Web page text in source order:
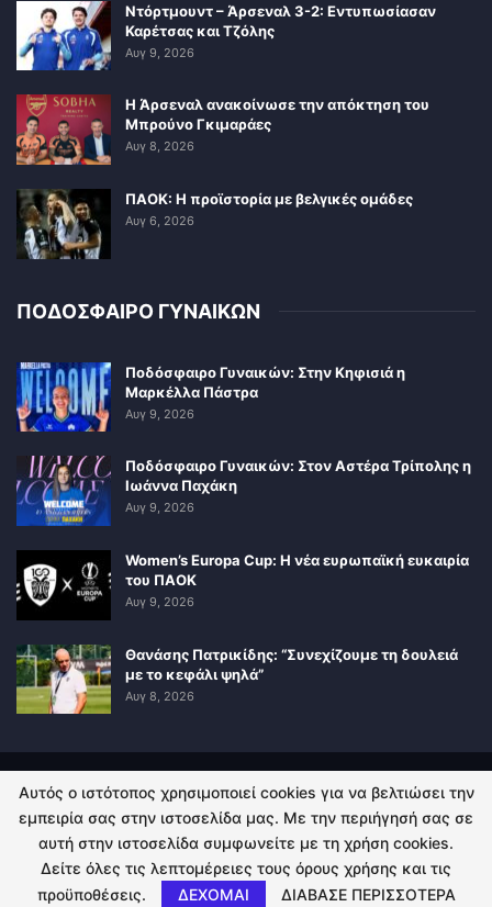
Ντόρτμουντ – Άρσεναλ 3-2: Εντυπωσίασαν
Καρέτσας και Τζόλης
Αυγ 9, 2026
Η Άρσεναλ ανακοίνωσε την απόκτηση του
Μπρούνο Γκιμαράες
Αυγ 8, 2026
ΠΑΟΚ: Η προϊστορία με βελγικές ομάδες
Αυγ 6, 2026
ΠΟΔΟΣΦΑΙΡΟ ΓΥΝΑΙΚΩΝ
Ποδόσφαιρο Γυναικών: Στην Κηφισιά η
Μαρκέλλα Πάστρα
Αυγ 9, 2026
Ποδόσφαιρο Γυναικών: Στον Αστέρα Τρίπολης η
Ιωάννα Παχάκη
Αυγ 9, 2026
Women’s Europa Cup: Η νέα ευρωπαϊκή ευκαιρία
του ΠΑΟΚ
Αυγ 9, 2026
Θανάσης Πατρικίδης: “Συνεχίζουμε τη δουλειά
με το κεφάλι ψηλά”
Αυγ 8, 2026
ΠΟΛΙΤΙΚΗ ΑΠΟΡΡΗΤΟΥ ΕΠΙΚΟΙΝΩΝΙΑ
© 2026 - Kingsport.gr. All Rights Reserved.
Αυτός ο ιστότοπος χρησιμοποιεί cookies για να βελτιώσει την
εμπειρία σας στην ιστοσελίδα μας. Με την περιήγησή σας σε
αυτή στην ιστοσελίδα συμφωνείτε με τη χρήση cookies.
Δείτε όλες τις λεπτομέρειες τους όρους χρήσης και τις
προϋποθέσεις.
ΔΕΧΟΜΑΙ ΔΙΑΒΑΣΕ ΠΕΡΙΣΣΟΤΕΡΑ